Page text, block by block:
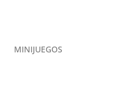
MINIJUEGOS